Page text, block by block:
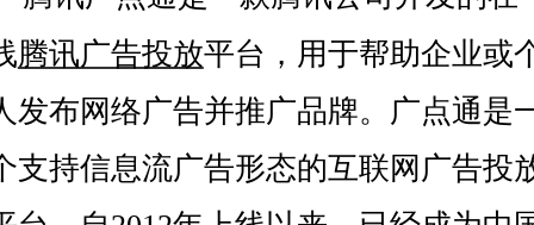
腾讯广告投放平台，用于帮助企业或
发布网络广告并推广品牌。广点通是
支持信息流广告形态的互联网广告投